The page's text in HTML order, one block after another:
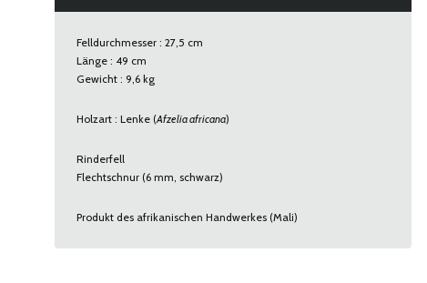
Felldurchmesser : 27,5 cm
Länge : 49 cm
Gewicht : 9,6 kg
Holzart : Lenke (Afzelia africana)
Rinderfell
Flechtschnur (6 mm, schwarz)
Produkt des afrikanischen Handwerkes (Mali)